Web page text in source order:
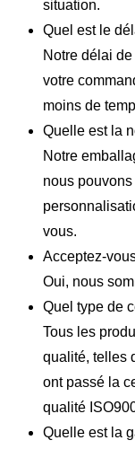
situation.
Quel est le
Notre délai
votre
moins de
Quelle est la
Notre
nous
vous.
Acceptez-
Oui, nous
Quel type de
Tous les
qualité, telles
ont passé la
qualité
Quelle est la